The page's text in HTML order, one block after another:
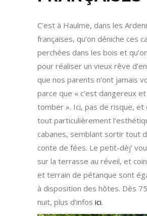
C’est à Haulme, dans les
françaises, qu’on déniche ces
perchées dans les bois et
pour réaliser un vieux rêve
que nos parents n’ont jamais
parce que « c’est dangereux
tomber ». Ici, pas de risque, et
tout particulièrement
cabanes, semblant sortir tout
conte de fées. Le petit-dèj’
sur la terrasse au réveil, et
et terrain de pétanque sont
à disposition des hôtes. Dès
nuit, plus d’infos ici.